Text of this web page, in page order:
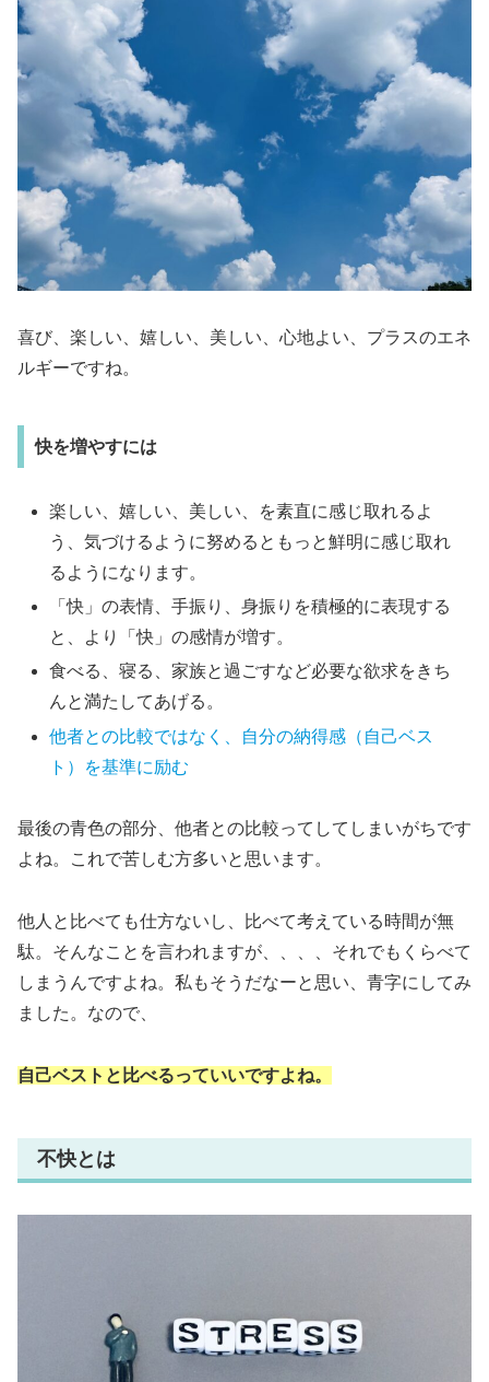
喜び、楽しい、嬉しい、美しい、心地よい、プラスのエネ
ルギーですね。
快を増やすには
楽しい、嬉しい、美しい、を素直に感じ取れるよ
う、気づけるように努めるともっと鮮明に感じ取れ
るようになります。
「快」の表情、手振り、身振りを積極的に表現する
と、より「快」の感情が増す。
食べる、寝る、家族と過ごすなど必要な欲求をきち
んと満たしてあげる。
他者との比較ではなく、自分の納得感（自己ベス
ト）を基準に励む
最後の青色の部分、他者との比較ってしてしまいがちです
よね。これで苦しむ方多いと思います。
他人と比べても仕方ないし、比べて考えている時間が無
駄。そんなことを言われますが、、、、それでもくらべて
しまうんですよね。私もそうだなーと思い、青字にしてみ
ました。なので、
自己ベストと比べるっていいですよね。
不快とは